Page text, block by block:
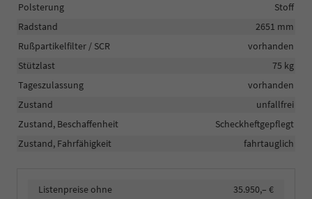
Polsterung
Stoff
Radstand
2651 mm
Rußpartikelfilter / SCR
vorhanden
Stützlast
75 kg
Tageszulassung
vorhanden
Zustand
unfallfrei
Zustand, Beschaffenheit
Scheckheftgepflegt
Zustand, Fahrfähigkeit
fahrtauglich
Listenpreise ohne
35.950,– €